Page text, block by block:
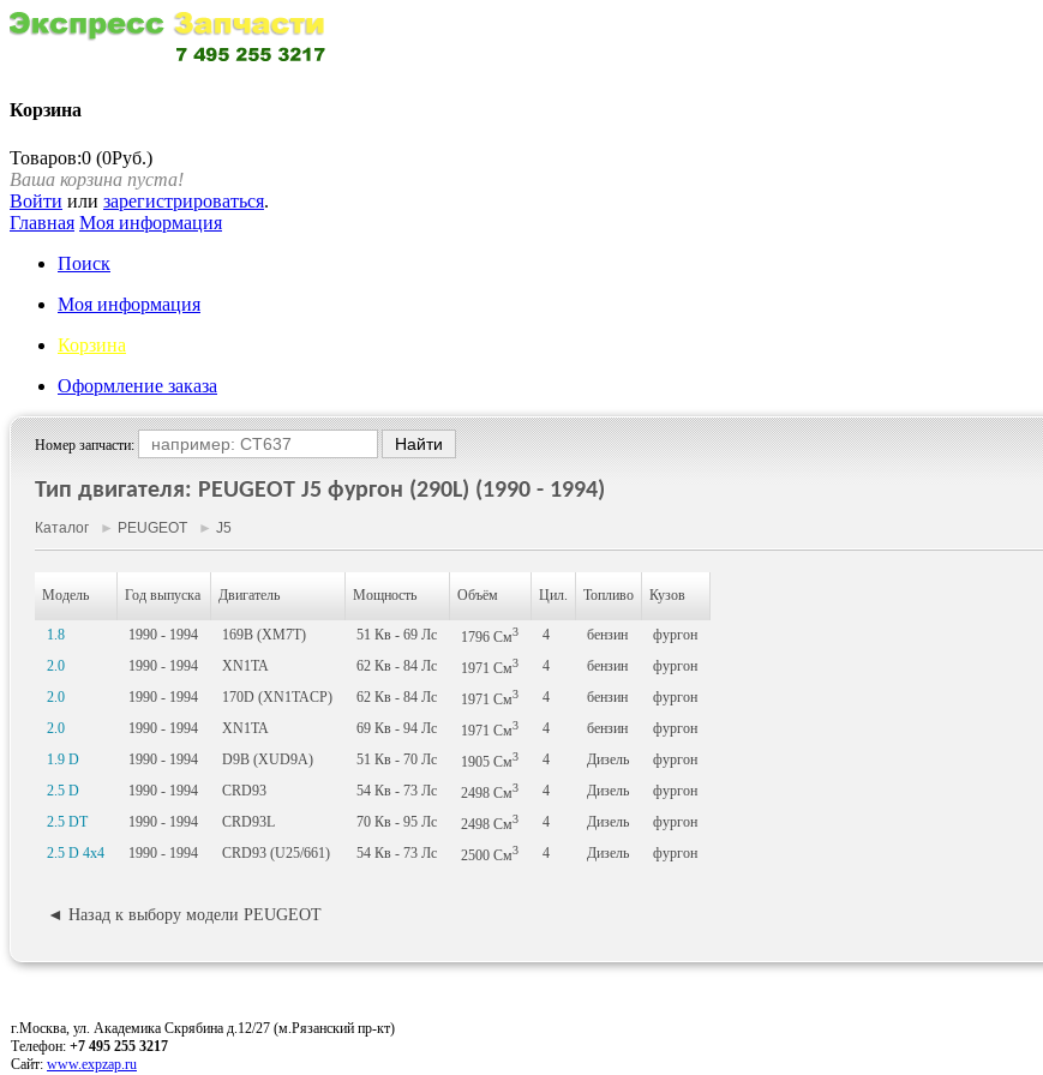
Корзина
Товаров:0 (0Руб.)
Ваша корзина пуста!
Войти или зарегистрироваться.
Главная Моя информация
Поиск
Моя информация
Корзина
Оформление заказа
Номер запчасти:
Тип двигателя: PEUGEOT J5 фургон (290L) (1990 - 1994)
Каталог ► PEUGEOT ► J5
Модель Год выпуска Двигатель Мощность Объём Цил. Топливо Кузов
1.8 1990 - 1994 169B (XM7T) 51 Кв - 69 Лс 1796 См3 4 бензин
фургон
2.0
1990 - 1994 XN1TA 62 Кв - 84 Лс 1971 См3 4 бензин
фургон
2.0
1990 - 1994 170D (XN1TACP) 62 Кв - 84 Лс 1971 См3 4 бензин
фургон
2.0
1990 - 1994 XN1TA 69 Кв - 94 Лс 1971 См3 4 бензин
фургон
1.9 D
1990 - 1994 D9B (XUD9A) 51 Кв - 70 Лс 1905 См3 4 Дизель
фургон
2.5 D
1990 - 1994 CRD93 54 Кв - 73 Лс 2498 См3 4 Дизель
фургон
2.5 DT
1990 - 1994 CRD93L 70 Кв - 95 Лс 2498 См3 4 Дизель
фургон
2.5 D 4x4
1990 - 1994 CRD93 (U25/661) 54 Кв - 73 Лс 2500 См3 4 Дизель фургон
◄ Назад к выбору модели PEUGEOT
г.Москва, ул. Академика Скрябина д.12/27 (м.Рязанский пр-кт)
Телефон: +7 495 255 3217
Сайт: www.expzap.ru